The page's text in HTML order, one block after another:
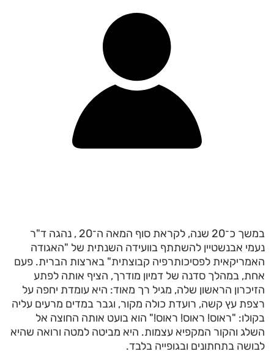
במשך כ־20 שנה, לקראת סוף המאה ה־20 , נהגה ד"ר
נעמי אבנשטיין להשתתף בוועידה השנתית של "האגודה
האמריקאית לפסיכותרפיה קבוצתית" בארצות הברית. פעם
אחת, במהלך סדנה של דמיון מודרך, הציף אותה לפתע
הזיכרון הראשון שלה, מגיל רך מאוד: היא עומדת יחפה על
רצפת עץ קשה, רועדת כולה מקור, וגבר במדים מרעים עליה
בקולו: "ראוס! ראוס! ראוס!" הוא בועט אותה החוצה אל
השלג והקור המקפיא עצמות. היא מביטה למטה ורואה שהיא
לבושה בתחתונים ובגופייה בלבד.